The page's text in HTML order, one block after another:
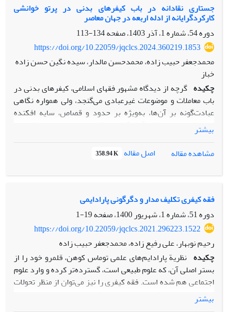
جستاری نقادانه در باب کیفرهای بدنی در پرتو خوانشی
کارکردگرایانه از ادله اربعه در جهان معاصر
دوره 54، شماره 1، آذر 1403، صفحه
134-113
https://doi.org/10.22059/jqclcs.2024.360219.1853
محمدجعفر حبیب زاده، محمدحسن مالدار، سیده نگین حسن زاده
خباز
چکیده گرچه از دیدگاه مشهور فقهای اسلامی، کیفرهای بدنی در
باب معاملات و موضوعات غیرعبادی می‌گنجد، ولی همواره نگاهی
عبادت‌گونه بر آن‌ها، به‌ویژه بر حدود و قصاص، سایه افکنده
است. بدین معنا که گویا آن‌ها توقیفی، دارای حقیقت شرعی،
فرازمانی و فرامکانی‌اند. این نگاه در پرتو خوانشی کارکردگرایانه
از ادله اربعه در جهان کنونی، بدون اشکال نیست. به سخن دیگر
می‌توان با تکیه ‌بر «کتاب»، «سنت»، «اجماع» و «عقل» از چنین
مجازات‌هایی در این زمانه گذر کرد. درباره «کتاب» می‌توان با
بدنی بازاندیشی کرد. نیز، نباید در بازخوانی «سنت» از تردید در
سندیت روایات اجرای مجازات‌های بدنی به دست پیامبر (ص)
غافل شد. همچنین، نباید برخورداری وی از نقش حاکم اسلامی و
طبیعتاً صدور احکام مبتنی بر بایسته‌های اجتماعی سرزمین وحی را
از یاد برد. افزون بر این، درباره اجماع، جدای از آنکه درستی
انگاره اجماع در موضوعات اجتماعی - فرهنگی مانند مجازات،
دست‌کم در روزگار کنونی، دشوار است، نباید از تأثیرپذیری فقهای
گذشته از چندوچونی حاکم بر زمان صدور فتوا، به ‌سادگی رد شد.
سرانجام، درباره «عقل»، نخست باید توجه داشت که این دلیل در
کنارِ سه دلیل دیگر است نه در طول آن‌ها، بنابراین ارزش
بیشتر
مشاهده مقاله
اصل مقاله 358.94 K
فقه کیفری تکلیف مدار و دگرگونی پارادایمی
دوره 51، شماره 1، شهریور 1400، صفحه
19-1
https://doi.org/10.22059/jqclcs.2021.296223.1522
رحیم نوبهار، علی رفیع زاده، محمدجعفر حبیب زاده
چکیده نظریة پارادایم‌های علمی توماس کوهن، قلمرو خود را از
بستر اصلی آن، که علوم طبیعی است، گسترده‌تر کرده و وارد علوم
اجتماعی هم شده است. فقه کیفری را نیز می‌توان از منظر تحولات
پارادایمی مطالعه کرد. این مقاله با تکیه بر روش تاریخی-تحلیلی
عوامل مؤثر در شکل‌گیری پارادایم فقه رایج را واکاوی کرده است.
بیشتر